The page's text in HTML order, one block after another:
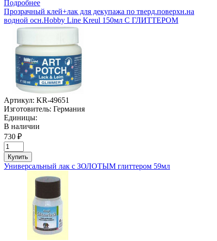
Подробнее
Прозрачный клей+лак для декупажа по тверд.поверхн.на
водной осн.Hobby Line Kreul 150мл С ГЛИТТЕРОМ
Артикул: KR-49651
Изготовитель: Германия
Единицы:
В наличии
730 ₽
Купить
Универсальный лак с ЗОЛОТЫМ глиттером 59мл